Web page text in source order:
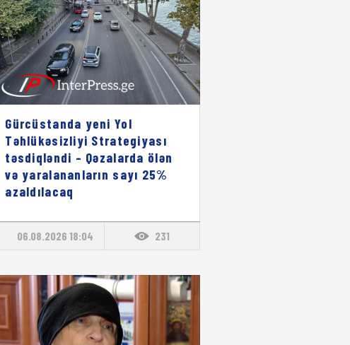
Gürcüstanda yeni Yol
Təhlükəsizliyi Strategiyası
təsdiqləndi – Qəzalarda ölən
və yaralananların sayı 25%
azaldılacaq
06.08.2026 18:04 231